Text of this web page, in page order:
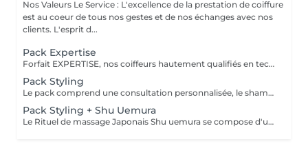
Nos Valeurs Le Service : L'excellence de la prestation de coiffure
est au coeur de tous nos gestes et de nos échanges avec nos
clients. L'esprit d...
Pack Expertise
Forfait EXPERTISE, nos coiffeurs hautement qualifiés en technique anglo-saxonne, en formation continu et diplômés d’une académie anglaise à Paris. Vous offre une séance d’une heure avec votre coach en suivi beauté. Ce pack inclus : 1 h de prestation Un diagnostique personnalisé Shampoing spécifique Haircare Conditioner spécifique Produit de coiffage Coupe Styling Produit de finition
Pack Styling
Le pack comprend une consultation personnalisée, le shampooing et le conditionneur spécifiques REDKEN , le séchage et les produits de styling REDKEN * Tarifs à titre indicatifs à confirmer après la consultation personnalisée établit auprès de votre coiffeur/stylist/spécialiste * La direction se réserve le droit d’apporter des modifications pour le bon fonctionnement du salon
Pack Styling + Shu Uemura
Le Rituel de massage Japonais Shu uemura se compose d'un shampooing et d'un soin d'une durée de 30 minutes pour une relaxation une une réparation intense du cheveu et ensuite le pack styling